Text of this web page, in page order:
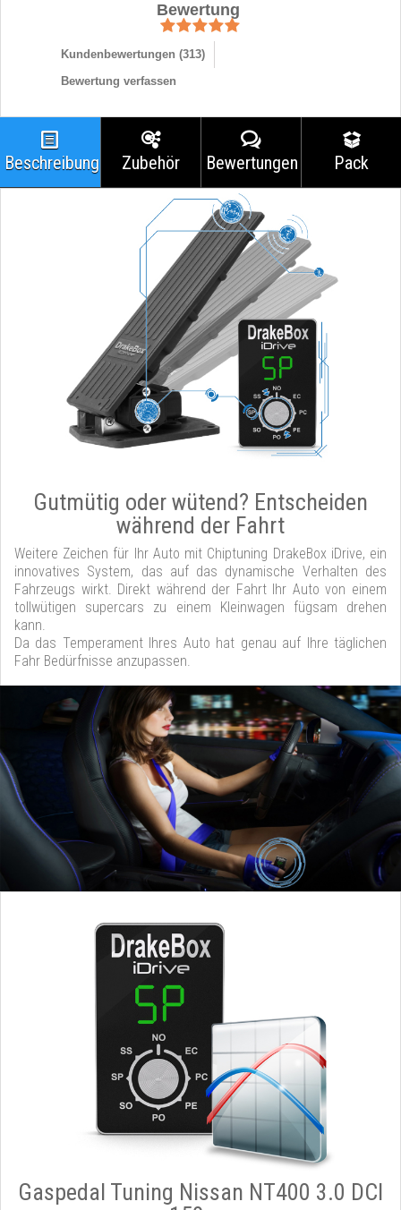
Bewertung
Kundenbewertungen (313)
Bewertung verfassen
Beschreibung Zubehör Bewertungen Pack
Gutmütig oder wütend? Entscheiden
während der Fahrt
Weitere Zeichen für Ihr Auto mit Chiptuning DrakeBox iDrive, ein
innovatives System, das auf das dynamische Verhalten des
Fahrzeugs wirkt. Direkt während der Fahrt Ihr Auto von einem
tollwütigen supercars zu einem Kleinwagen fügsam drehen
kann.
Da das Temperament Ihres Auto hat genau auf Ihre täglichen
Fahr Bedürfnisse anzupassen.
Gaspedal Tuning Nissan NT400 3.0 DCI